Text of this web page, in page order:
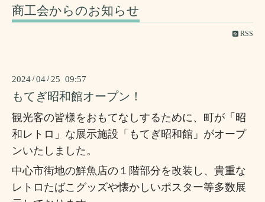
商工会からのお知らせ
RSS
2024 /04 / 25 09:57
もてぎ昭和館オープン！
観光客の皆様をおもてなしするために、町が「昭
和レトロ」な展示施設「もてぎ昭和館」がオープ
ンいたしました。
中心市街地の鮮魚店の１階部分を改装し、貴重な
レトロたばこグッズや懐かしいポスター等多数展